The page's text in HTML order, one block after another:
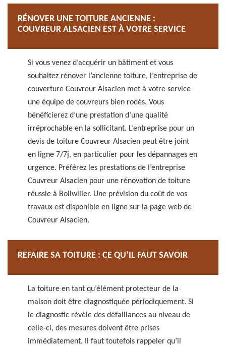
RÉNOVER UNE TOITURE ANCIENNE :
COUVREUR ALSACIEN EST À VOTRE SERVICE
Si vous venez d’acquérir un bâtiment et vous
souhaitez rénover l’ancienne toiture, l’entreprise de
couverture Couvreur Alsacien met à votre service
une équipe de couvreurs bien rodés. Vous
bénéficierez d’une prestation d’une qualité
irréprochable en la sollicitant. L’entreprise pour un
devis de toiture Couvreur Alsacien peut être joint
en ligne 7/7j, en particulier pour les dépannages en
urgence. Préférez les prestations de l’entreprise
Couvreur Alsacien pour une rénovation de toiture
réussie à Bollwiller. Une prévision du coût de vos
travaux est disponible en ligne sur la page web de
Couvreur Alsacien.
REFAIRE SA TOITURE : CE QU’IL FAUT SAVOIR
La toiture en tant qu’élément protecteur de la
maison doit être diagnostiquée périodiquement. Si
le diagnostic révèle des défaillances au niveau de
celle-ci, des mesures doivent être prises
immédiatement. Il faut toutefois rappeler qu’il